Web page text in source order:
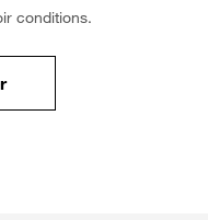
conditions.